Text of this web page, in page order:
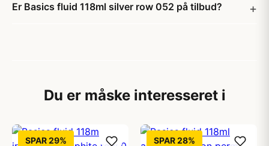
Er Basics fluid 118ml silver row 052 på tilbud?
Du er måske interesseret i
SPAR 29% SPAR 28%